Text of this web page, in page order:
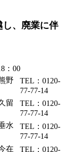
、廃業に伴
：00
野
TEL：0120-
77-77-14
留
TEL：0120-
77-77-14
水
TEL：0120-
77-77-14
在 TEL：0120-